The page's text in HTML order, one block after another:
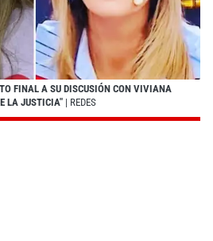
FINAL A SU DISCUSIÓN CON VIVIANA
LA JUSTICIA" | REDES